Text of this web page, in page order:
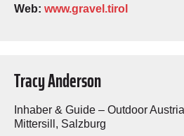
Web: www.gravel.tirol
Tracy Anderson
Inhaber & Guide – Outdoor
Mittersill, Salzburg